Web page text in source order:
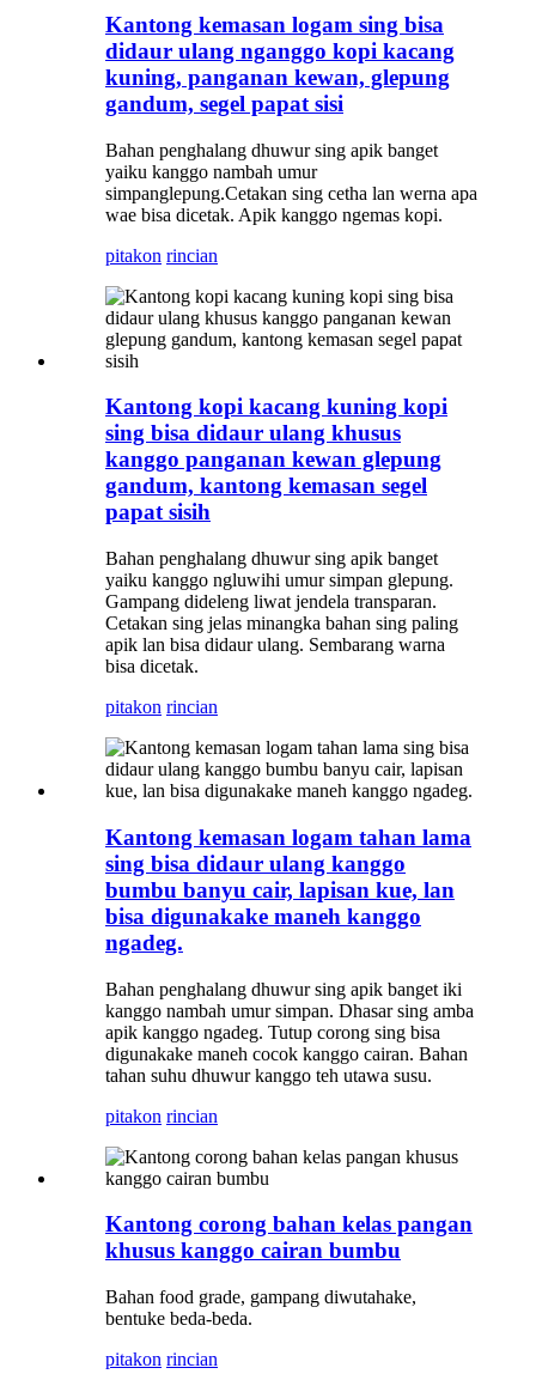
Kantong kemasan logam sing bisa
didaur ulang nganggo kopi kacang
kuning, panganan kewan, glepung
gandum, segel papat sisi
Bahan penghalang dhuwur sing apik banget
yaiku kanggo nambah umur
simpanglepung.Cetakan sing cetha lan werna apa
wae bisa dicetak. Apik kanggo ngemas kopi.
pitakon rincian
Kantong kopi kacang kuning kopi
sing bisa didaur ulang khusus
kanggo panganan kewan glepung
gandum, kantong kemasan segel
papat sisih
Bahan penghalang dhuwur sing apik banget
yaiku kanggo ngluwihi umur simpan glepung.
Gampang dideleng liwat jendela transparan.
Cetakan sing jelas minangka bahan sing paling
apik lan bisa didaur ulang. Sembarang warna
bisa dicetak.
pitakon rincian
Kantong kemasan logam tahan lama
sing bisa didaur ulang kanggo
bumbu banyu cair, lapisan kue, lan
bisa digunakake maneh kanggo
ngadeg.
Bahan penghalang dhuwur sing apik banget iki
kanggo nambah umur simpan. Dhasar sing amba
apik kanggo ngadeg. Tutup corong sing bisa
digunakake maneh cocok kanggo cairan. Bahan
tahan suhu dhuwur kanggo teh utawa susu.
pitakon rincian
Kantong corong bahan kelas pangan
khusus kanggo cairan bumbu
Bahan food grade, gampang diwutahake,
bentuke beda-beda.
pitakon rincian